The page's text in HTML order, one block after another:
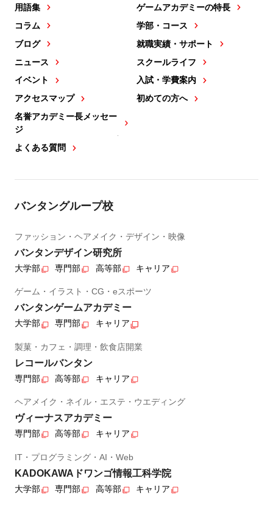
用語集
コラム
ブログ
ニュース
イベント
アクセスマップ
名誉アカデミー長メッセー
ジ
よくある質問
ゲームアカデミーの特長
学部・コース
就職実績・サポート
スクールライフ
入試・学費案内
初めての方へ
バンタングループ校
ファッション・ヘアメイク・デザイン・映像
バンタンデザイン研究所
大学部 専門部 高等部 キャリア
ゲーム・イラスト・CG・eスポーツ
バンタンゲームアカデミー
大学部 専門部 キャリア
製菓・カフェ・調理・飲食店開業
レコールバンタン
専門部 高等部 キャリア
ヘアメイク・ネイル・エステ・ウエディング
ヴィーナスアカデミー
専門部 高等部 キャリア
IT・プログラミング・AI・Web
KADOKAWAドワンゴ情報工科学院
大学部 専門部 高等部 キャリア